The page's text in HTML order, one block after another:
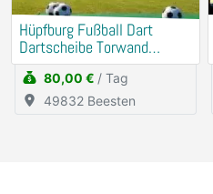
Hüpfburg Fußball Dart
Dartscheibe Torwand
Fussballdart
80,00 € / Tag
49832 Beesten